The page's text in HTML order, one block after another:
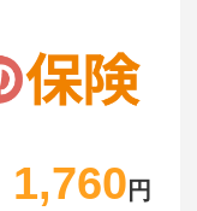
1,760 円